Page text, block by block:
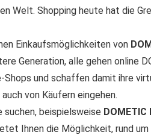
Welt. Shopping heute hat die
Einkaufsmöglichkeiten von
Generation, alle gehen online
Shops und schaffen damit ihre
von Käufern eingehen.
suchen, beispielsweise DOMETIC
Ihnen die Möglichkeit, rund um